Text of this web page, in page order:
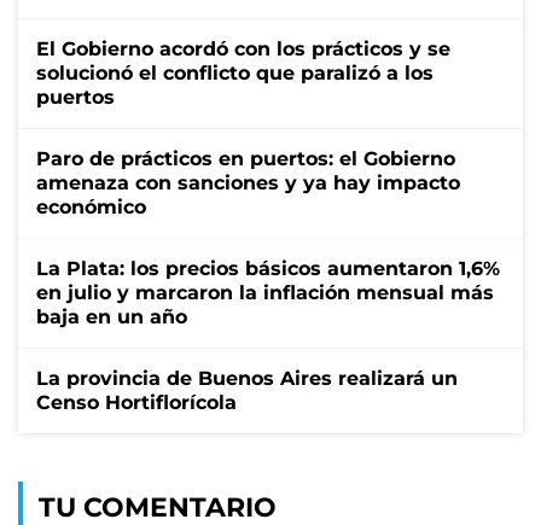
El Gobierno acordó con los prácticos y se
solucionó el conflicto que paralizó a los
puertos
Paro de prácticos en puertos: el Gobierno
amenaza con sanciones y ya hay impacto
económico
La Plata: los precios básicos aumentaron 1,6%
en julio y marcaron la inflación mensual más
baja en un año
La provincia de Buenos Aires realizará un
Censo Hortiflorícola
TU COMENTARIO